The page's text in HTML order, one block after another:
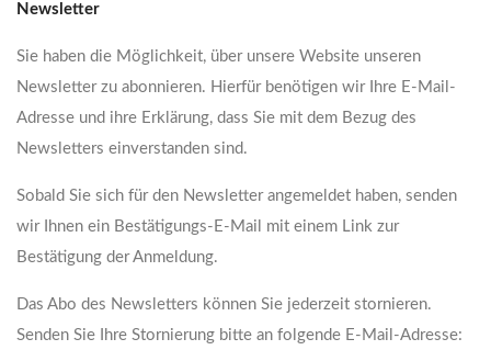
Newsletter
Sie haben die Möglichkeit, über unsere Website unseren
Newsletter zu abonnieren. Hierfür benötigen wir Ihre E-Mail-
Adresse und ihre Erklärung, dass Sie mit dem Bezug des
Newsletters einverstanden sind.
Sobald Sie sich für den Newsletter angemeldet haben, senden
wir Ihnen ein Bestätigungs-E-Mail mit einem Link zur
Bestätigung der Anmeldung.
Das Abo des Newsletters können Sie jederzeit stornieren.
Senden Sie Ihre Stornierung bitte an folgende E-Mail-Adresse: